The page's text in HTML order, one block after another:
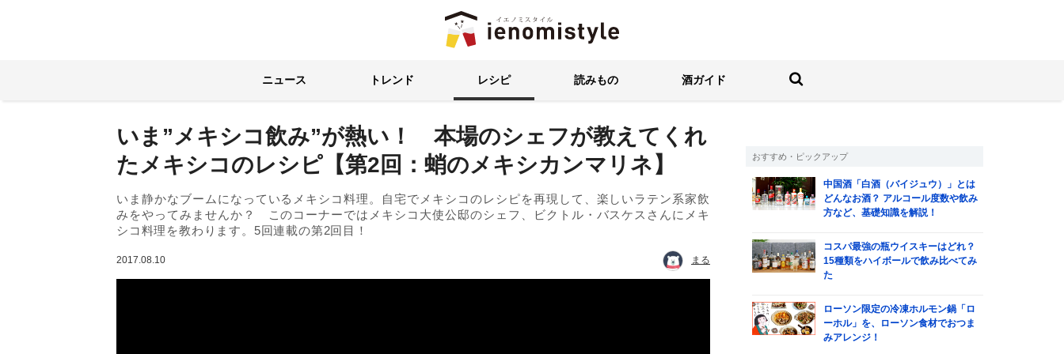
イエノミスタイル 家飲みを楽しむ人の情報サイト
ニュース トレンド レシピ 読みもの 酒ガイド 検索する
いま”メキシコ飲み”が熱い！ 本場のシェフが教えてくれ
たメキシコのレシピ【第2回：蛸のメキシカンマリネ】
いま静かなブームになっているメキシコ料理。自宅でメキシコのレシピを再現して、楽しいラテン系家飲
みをやってみませんか？ このコーナーではメキシコ大使公邸のシェフ、ビクトル・バスケスさんにメキ
シコ料理を教わります。5回連載の第2回目！
2017.08.10 まる
おすすめ・ピックアップ
中国酒「白酒（バイジュウ）」とは
どんなお酒？ アルコール度数や飲み
方など、基礎知識を解説！
コスパ最強の瓶ウイスキーはどれ？
15種類をハイボールで飲み比べてみ
た
ローソン限定の冷凍ホルモン鍋「ロ
ーホル」を、ローソン食材でおつま
みアレンジ！